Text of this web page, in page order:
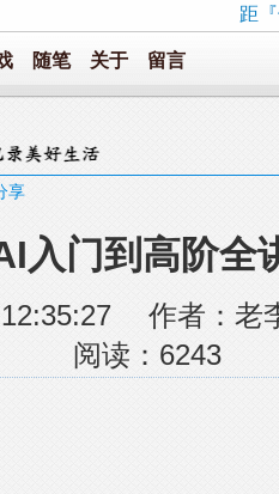
距
随笔 关于 留言
享
入门到高阶全
12:35:27 作者：
阅读： 6243